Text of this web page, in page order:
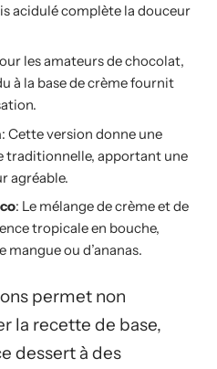
acidulé complète la douceur
les amateurs de chocolat,
à la base de crème fournit
: Cette version donne une
traditionnelle, apportant une
agréable.
: Le mélange de crème et de
tropicale en bouche,
mangue ou d’ananas.
permet non
la recette de base,
dessert à des